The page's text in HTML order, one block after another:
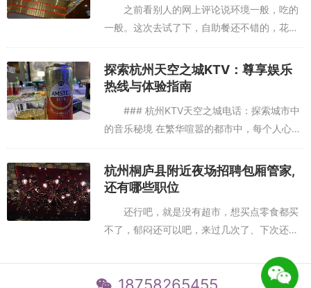
之前看别人的网上评论说环境一般，吃的
一般。这次去试了下，自助餐还不错的，花样
多，吃饱没问题，大家都觉得挺值得。环境还
行，音效可以，主题房倒是比较一般，没啥主
题，就几个图片团购的就得不到...
探索杭州天空之城KTV：尊享娱乐
热线与体验指南
### 杭州KTV天空之城电话：探索城市中
的音乐秘境 在繁华喧嚣的都市中，每个人心中
都有一片属于自己的静谧之地，而“杭州KTV天
空之城”正是这样一处让人忘却烦恼、沉浸于音
乐世界的秘境...
杭州桐庐县附近夜场招聘包厢管家,
还有哪些职位
还行吧，就是没有超市，想买点零食都买
不了，郁闷还可以吧，来过几次了、下次还会
有股味道，最主要的是没有排风，加上男生一
抽烟，乌烟瘴气，等我们唱完了...